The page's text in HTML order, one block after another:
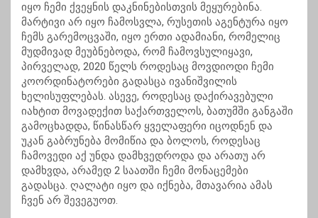
იყო ჩემი ქვეყნის დაკნინებისთვის მეყურებინა.
მარტივი არ იყო ჩამოსვლა, რუსეთის აგენტურა იყო
ჩემს გარემოცვაში, იყო ერთი ადამიანი, რომელიც
მუდმივად მეუბნებოდა, რომ ჩამოვსულიყავი,
პირველად, 2020 წელს როდესაც მოვდიოდი ჩემი
კოორდინატორები გადასცა ივანიშვილის
ხელისუფლებას. ასევე, როდესაც დაქირავებული
იახტით მოვადექით საქართველოს, ბათუმში განგაში
გამოცხადდა, წინასწარ ყველაფერი იცოდნენ და
უკან გაბრუნება მომიწია და ბოლოს, როდესაც
ჩამოვედი აქ უნდა დამხვედროდა და არათუ არ
დამხვდა, არამედ 2 საათში ჩემი მონაცემები
გადასცა. ღალატი იყო და იქნება, მთავარია ამას
ჩვენ არ შევეგუოთ.